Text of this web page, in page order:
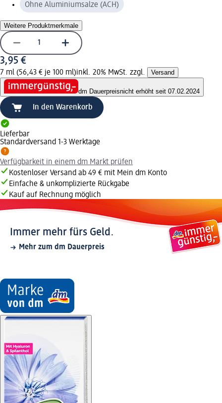
Ohne Aluminiumsalze (ACH)
Weitere Produktmerkmale
3,95 €
7 ml (56,43 € je 100 ml)inkl. 20% MwSt. zzgl. Versand
dm Dauerpreisnicht erhöht seit 07.02.2024
In den Warenkorb
Lieferbar
Standardversand 1-3 Werktage
Verfügbarkeit in einem dm Markt prüfen
Kostenloser Versand ab 49 € mit Mein dm Konto
Einfache & unkomplizierte Rückgabe
Kauf auf Rechnung möglich
Immer mehr fürs Geld.
Mehr zum dm Dauerpreis